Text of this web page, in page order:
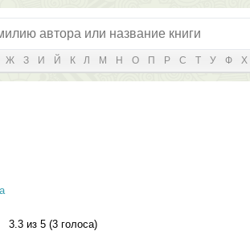
Ж З И Й К Л М Н О П Р С Т У Ф Х
3.3 из 5 (3 голоса)